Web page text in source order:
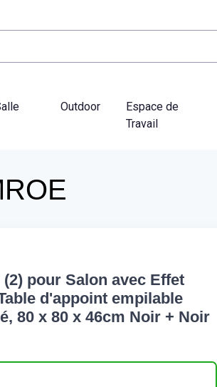
Outdoor
Espace de
Travail
pour Salon avec Effet
d'appoint empilable
80 x 80 x 46cm Noir + Noir